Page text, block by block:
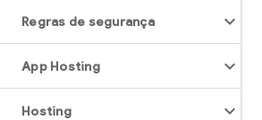
Regras de segurança
App Hosting
Hosting